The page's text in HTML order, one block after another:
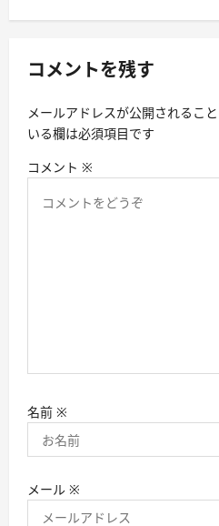
シ
ン
コメントを残す
メールアドレスが公開されること
いる欄は必須項目です
コメント ※
名前 ※
メール ※